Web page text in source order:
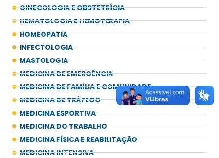
GINECOLOGIA E OBSTETRÍCIA
HEMATOLOGIA E HEMOTERAPIA
HOMEOPATIA
INFECTOLOGIA
MASTOLOGIA
MEDICINA DE EMERGÊNCIA
MEDICINA DE FAMÍLIA E COMUNIDADE
MEDICINA DE TRÁFEGO
MEDICINA ESPORTIVA
MEDICINA DO TRABALHO
MEDICINA FÍSICA E REABILITAÇÃO
MEDICINA INTENSIVA